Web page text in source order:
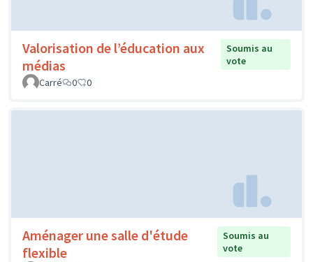
Valorisation de l’éducation aux
médias
Soumis au
vote
Carré
0 0
Aménager une salle d'étude
flexible
Soumis au
vote